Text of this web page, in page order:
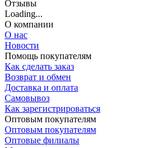
Отзывы
Loading...
О компании
О нас
Новости
Помощь покупателям
Как сделать заказ
Возврат и обмен
Доставка и оплата
Самовывоз
Как зарегистрироваться
Оптовым покупателям
Оптовым покупателям
Оптовые филиалы